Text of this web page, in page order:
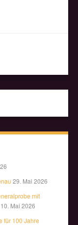
29. Mai 2026
mit
10. Mai 2026
für 100 Jahre